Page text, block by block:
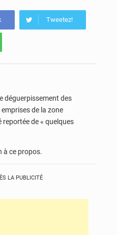
Tweetez!
déguerpissement des
de la zone
reportée de « quelques
à ce propos.
LA PUBLICITÉ